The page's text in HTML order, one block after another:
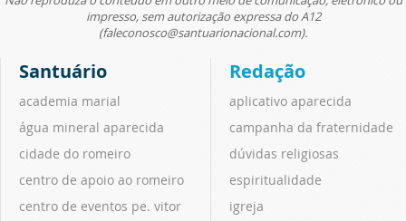
impresso, sem autorização expressa do A12
(faleconosco@santuarionacional.com).
Santuário
academia marial
água mineral aparecida
cidade do romeiro
centro de apoio ao romeiro
centro de eventos pe. vitor
Redação
aplicativo aparecida
campanha da fraternidade
dúvidas religiosas
espiritualidade
igreja